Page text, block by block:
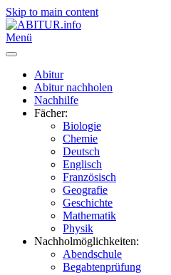
Skip to main content
Menü
Abitur
Abitur nachholen
Nachhilfe
Fächer:
Biologie
Chemie
Deutsch
Englisch
Französisch
Geografie
Geschichte
Mathematik
Physik
Nachholmöglichkeiten:
Abendschule
Begabtenprüfung